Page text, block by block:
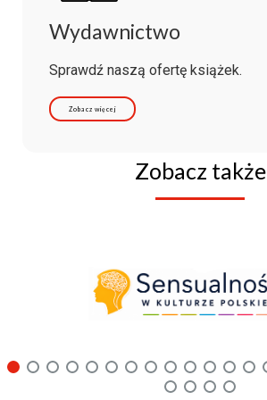
Wydawnictwo
Sprawdź naszą ofertę książek.
Zobacz więcej
Zobacz także